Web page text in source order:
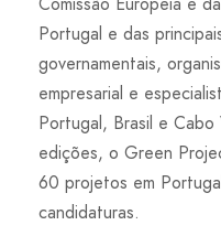
Portugal e das
governamentais,
empresarial e
Portugal, Brasil e
edições, o Green
60 projetos em
candidaturas.